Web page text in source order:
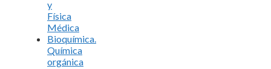
y
Física
Médica
Bioquímica.
Química
orgánica